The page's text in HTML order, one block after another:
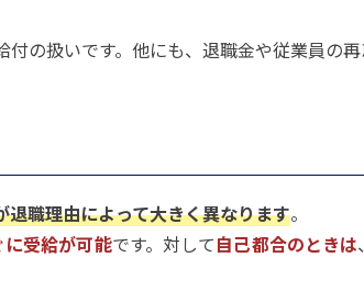
の扱いです。他にも、退職金や従業員の
職理由によって大きく異なります。
受給が可能です。対して自己都合のときは